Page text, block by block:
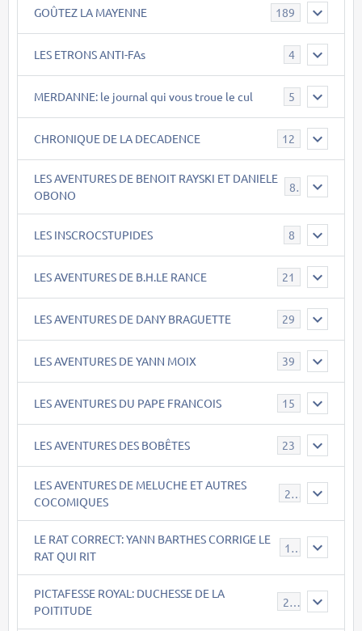
GOÛTEZ LA MAYENNE 189
LES ETRONS ANTI-FAs 4
MERDANNE: le journal qui vous troue le cul 5
CHRONIQUE DE LA DECADENCE 12
LES AVENTURES DE BENOIT RAYSKI ET DANIELE
OBONO
8
LES INSCROCSTUPIDES 8
LES AVENTURES DE B.H.LE RANCE 21
LES AVENTURES DE DANY BRAGUETTE 29
LES AVENTURES DE YANN MOIX 39
LES AVENTURES DU PAPE FRANCOIS 15
LES AVENTURES DES BOBÊTES 23
LES AVENTURES DE MELUCHE ET AUTRES
COCOMIQUES
22
LE RAT CORRECT: YANN BARTHES CORRIGE LE
RAT QUI RIT
15
PICTAFESSE ROYAL: DUCHESSE DE LA
POITITUDE
23